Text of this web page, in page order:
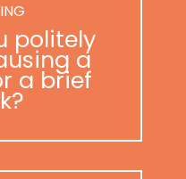
politely
a
a brief